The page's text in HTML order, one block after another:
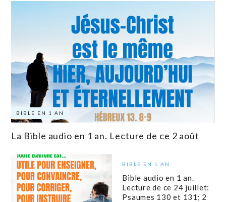
BIBLE EN 1 AN
La Bible audio en 1 an. Lecture de ce 2 août
BIBLE EN 1 AN
Bible audio en 1 an.
Lecture de ce 24 juillet:
Psaumes 130 et 131; 2